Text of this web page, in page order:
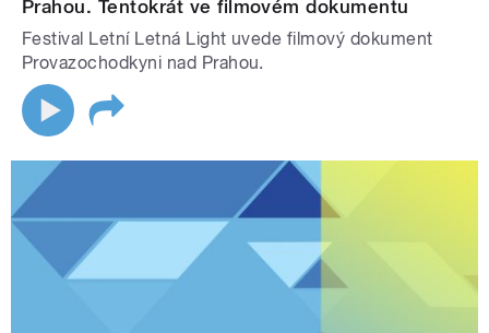
Prahou. Tentokrát ve filmovém dokumentu
Festival Letní Letná Light uvede filmový dokument
Provazochodkyni nad Prahou.